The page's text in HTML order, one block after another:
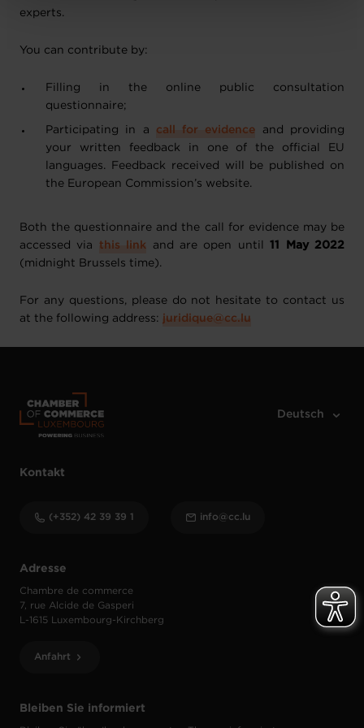
protection des données personnelles
experts.
You can contribute by:
Filling in the online public consultation
questionnaire;
Participating in a call for evidence and providing
your written feedback in one of the official EU
languages. Feedback received will be published on
the European Commission’s website.
Both the questionnaire and the call for evidence may be
accessed via this link and are open until11 May 2022
(midnight Brussels time).
For any questions, please do not hesitate to contact us
at the following address: juridique@cc.lu
Bleiben Sie informiert
Adresse
Chambre de commerce
7, rue Alcide de Gasperi
L-1615 Luxembourg-Kirchberg
Anfahrt
Kontakt
(+352) 42 39 39 1 info@cc.lu